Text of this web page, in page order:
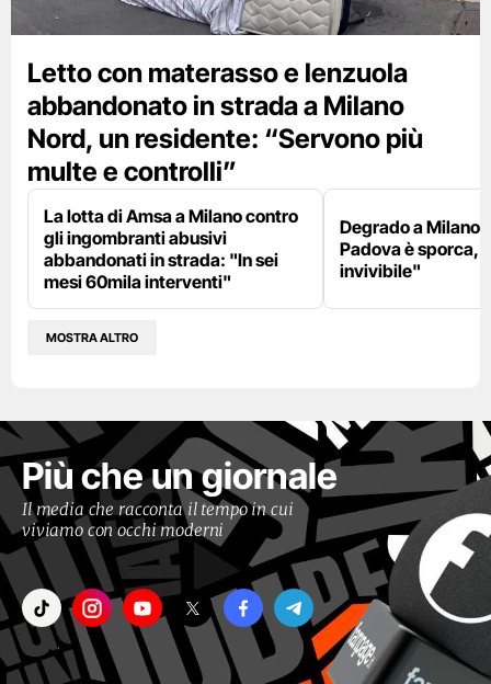
Letto con materasso e lenzuola
abbandonato in strada a Milano
Nord, un residente: “Servono più
multe e controlli”
La lotta di Amsa a Milano contro
gli ingombranti abusivi
abbandonati in strada: "In sei
mesi 60mila interventi"
Degrado a Milano
Padova è sporca,
invivibile"
MOSTRA ALTRO
Più che un giornale
Il media che racconta il tempo in cui
viviamo con occhi moderni